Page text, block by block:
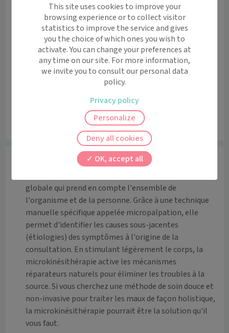
Voir l’itinéraire avec Maps
−
Leaflet|©OpenStreetMap
Informations
globale qui prend en compte l'ensemble de
l'organisme et de la personne. Grâce à une technique
manuelle spécifique appelée micropalpation, elle
permet d'identifier les causes sous-jacentes
(étiologies) des symptômes à l'origine de la
consultation. En stimulant légèrement le corps, la
microkinésithérapie active les mécanismes
réparateurs naturels pour éliminer les troubles à la
source. Si vous cherchez une méthode de soin douce et
non-invasive pour traiter les maux de façon holistique,
la microkinésithérapie pourrait être la solution qu'il
vous faut.
This site uses cookies to improve your
browsing experience or to collect visitor
statistics to improve the service and gives
you the choice of which ones you wish to
activate. You can change your preferences at
any time on our site. For more information,
we invite you to consult our personal data
policy.
OK, accept all
Deny all cookies
Personalize
Privacy policy